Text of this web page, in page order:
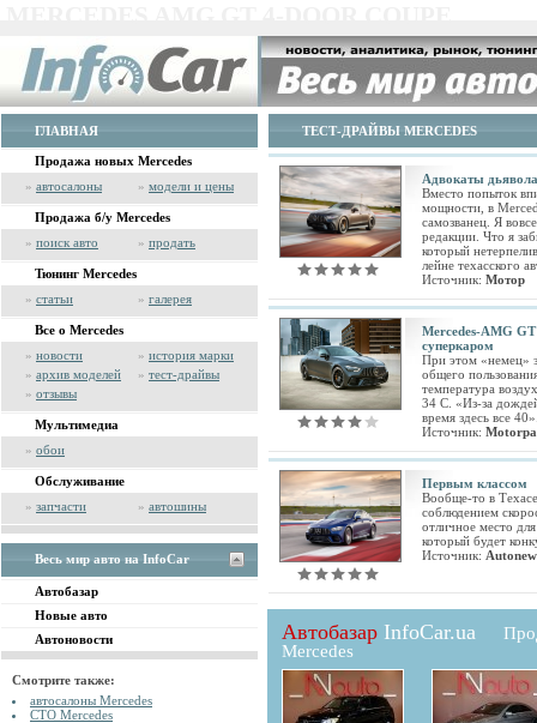
ГЛАВНАЯ
Продажа новых Mercedes
» автосалоны » модели и цены
Продажа б/у Mercedes
» поиск авто » продать
Тюнинг Mercedes
» статьи » галерея
Все о Mercedes
» новости » история марки
» архив моделей » тест-драйвы
» отзывы
Мультимедиа
» обои
Обслуживание
» запчасти » автошины
Весь мир авто на InfoCar
Автобазар
Новые авто
Автоновости
Смотрите также:
автосалоны Mercedes
СТО Mercedes
ТЕСТ-ДРАЙВЫ MERCEDES
Адвокаты дьявола
Вместо попыток
мощности, в
самозванец. Я
редакции. Что я
который
лейне техасского
Источник: Мотор
Mercedes-AMG
суперкаром
При этом «немец»
общего
температура
34 С. «Из-за
время здесь все
Источник:
Первым классом
Вообще-то в
соблюдением
отличное место
который будет
Источник:
Автобазар InfoCar.ua
Mercedes